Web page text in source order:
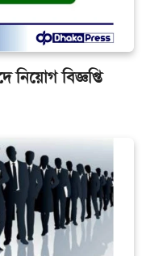
নিয়োগ বিজ্ঞপ্তি